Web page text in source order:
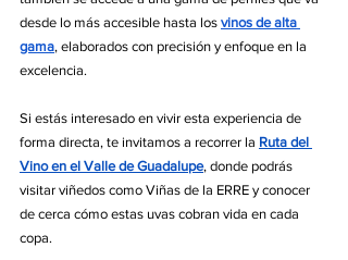
desde lo más accesible hasta los vinos de alta
gama, elaborados con precisión y enfoque en la
excelencia.
Si estás interesado en vivir esta experiencia de
forma directa, te invitamos a recorrer la Ruta del
Vino en el Valle de Guadalupe, donde podrás
visitar viñedos como Viñas de la ERRE y conocer
de cerca cómo estas uvas cobran vida en cada
copa.